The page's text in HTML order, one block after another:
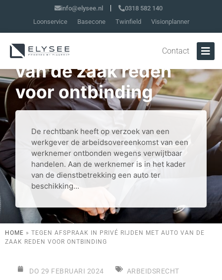
info@elysee.nl
0318 582 140
Loonservice
Basecone Twinfield Visionplanner
Contact
Tegen afspraak in
privé rijden met auto
van de zaak reden
voor ontbinding
De rechtbank heeft op verzoek van een
werkgever de arbeidsovereenkomst van een
werknemer ontbonden wegens verwijtbaar
handelen. Aan de werknemer is in het kader
van de dienstbetrekking een auto ter
beschikking...
HOME » TEGEN AFSPRAAK IN PRIVÉ RIJDEN MET AUTO VAN DE
ZAAK REDEN VOOR ONTBINDING
DO 29 FEBRUARI 2024 ARBEIDSRECHT